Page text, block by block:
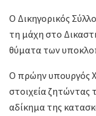
Ο Δικηγορικός
τη μάχη στο
θύματα των
Ο πρώην υπουργός
στοιχεία ζητώντας
αδίκημα της